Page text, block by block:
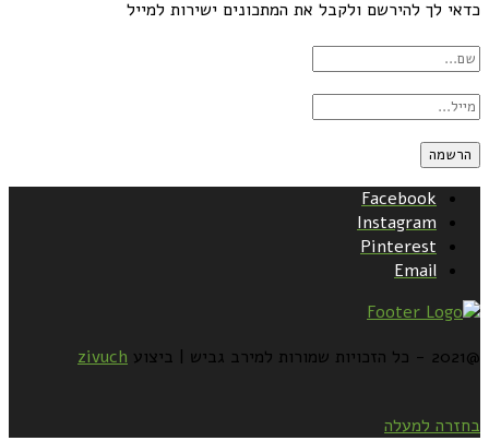
כדאי לך להירשם ולקבל את המתכונים ישירות למייל
Facebook
Instagram
Pinterest
Email
@2021 - כל הזכויות שמורות למירב גביש | ביצוע zivuch
בחזרה למעלה